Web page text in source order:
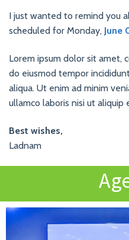
I just wanted to remind you
scheduled for Monday, June
Lorem ipsum dolor sit amet,
do eiusmod tempor
aliqua. Ut enim ad minim
ullamco laboris nisi ut aliquip
Best wishes,
Ladnam